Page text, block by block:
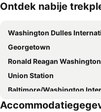
Kaart uitvouwen
Ontdek nabije
Washington Dulles International Airport
Georgetown
Ronald Reagan Washington National Airport
Union Station
Baltimore/Washington International Thurgood Marshall Airport
District of Columbia War Memorial